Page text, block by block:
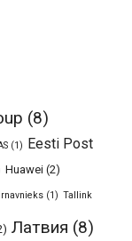
(8)
(1) Eesti Post
Huawei (2)
(1) Tallink
Латвия (8)